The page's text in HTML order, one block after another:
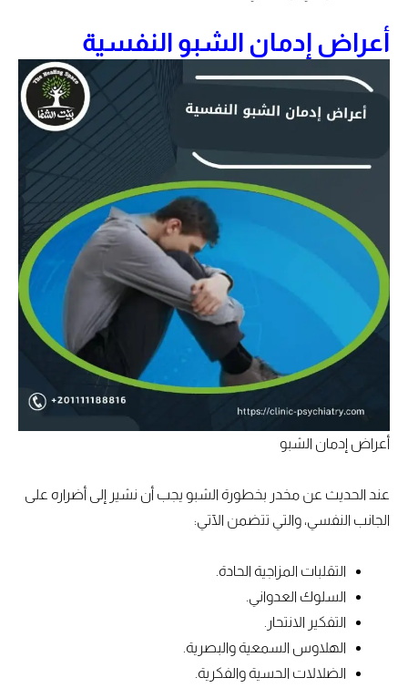
أعراض إدمان الشبو النفسية
أعراض إدمان الشبو
عند الحديث عن مخدر بخطورة الشبو يجب أن نشير إلى أضراره على
الجانب النفسي، والتي تتضمن الآتي:
التقلبات المزاجية الحادة.
السلوك العدواني.
التفكير الانتحار.
الهلاوس السمعية والبصرية.
الضلالات الحسية والفكرية.